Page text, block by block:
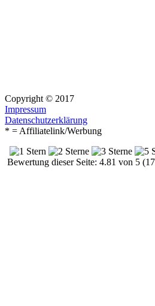
Copyright © 2017
Impressum
Datenschutzerklärung
* = Affiliatelink/Werbung
Bewertung dieser Seite: 4.81 von 5